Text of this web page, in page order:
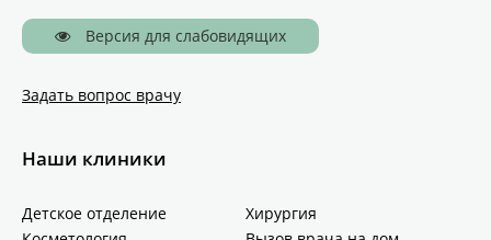
Версия для слабовидящих
Задать вопрос врачу
Наши клиники
Детское отделение
Хирургия